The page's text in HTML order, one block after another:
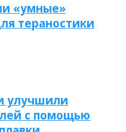
«умные»
тераностики
улучшили
с помощью